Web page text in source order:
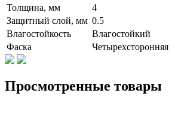
Толщина, мм
4
Защитный слой, мм 0.5
Влагостойкость
Влагостойкий
Фаска
Четырехсторонняя
Просмотренные товары